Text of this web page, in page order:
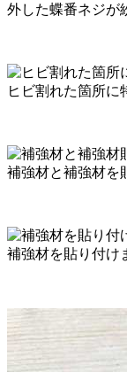
外した蝶番ネジが
ヒビ割れた箇所に
補強材と補強材を
補強材を貼り付け